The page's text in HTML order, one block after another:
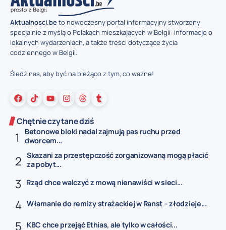
Aktualnosci.beto nowoczesny portal informacyjny stworzony
specjalnie z myślą o Polakach mieszkających w Belgii: informacje o
lokalnych wydarzeniach, a także treści dotyczące życia
codziennego w Belgii.
Śledź nas, aby być na bieżąco z tym, co ważne!
Chętnie czytane dziś
Betonowe bloki nadal zajmują pas ruchu przed
dworcem...
Skazani za przestępczość zorganizowaną mogą płacić
za pobyt...
Rząd chce walczyć z mową nienawiści w sieci...
Włamanie do remizy strażackiej w Ranst – złodzieje...
KBC chce przejąć Ethias, ale tylko w całości...